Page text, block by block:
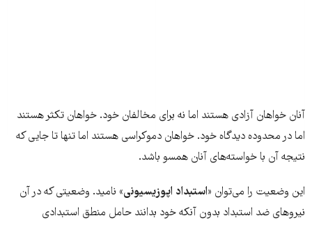
آنان خواهان آزادی هستند اما نه برای مخالفان خود. خواهان تکثر هستند
اما در محدوده دیدگاه خود. خواهان دموکراسی هستند اما تنها تا جایی که
نتیجه آن با خواسته‌های آنان همسو باشد.
این وضعیت را می‌توان «استبداد اپوزیسیونی» نامید. وضعیتی که در آن
نیروهای ضد استبداد بدون آنکه خود بدانند حامل منطق استبدادی